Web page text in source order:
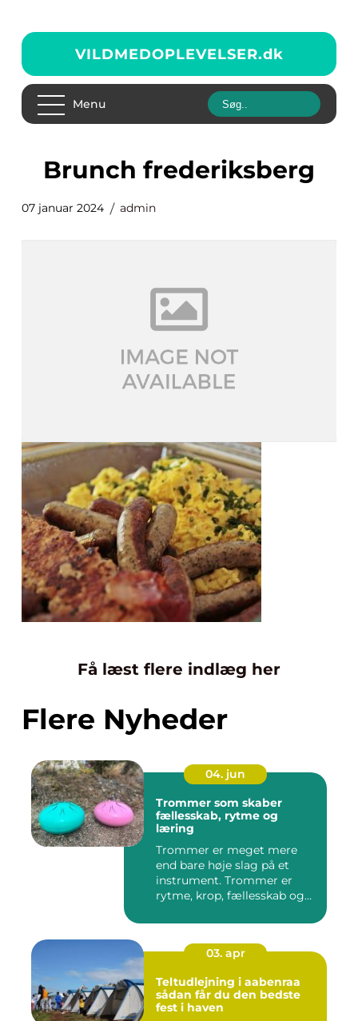
VILDMEDOPLEVELSER.dk
Menu
brunch frederiksberg
07 januar 2024 admin
Få læst flere indlæg her
Flere Nyheder
04. jun
Trommer som skaber
fællesskab, rytme og
læring
Trommer er meget mere
end bare høje slag på et
instrument. Trommer er
rytme, krop, fællesskab og
03. apr
Teltudlejning i aabenraa
sådan får du den bedste
fest i haven